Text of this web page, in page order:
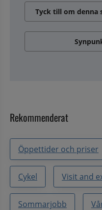
Tyck till om denna
Rekommenderat
Öppettider och priser
Cykel Visit and
Sommarjobb